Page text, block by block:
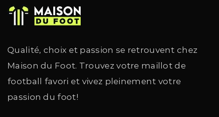
Qualité, choix et passion se retrouvent chez
Maison du Foot. Trouvez votre maillot de
football favori et vivez pleinement votre
passion du foot!